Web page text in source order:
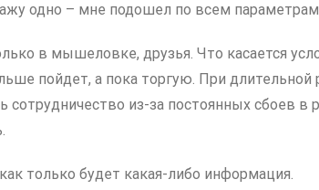
одно – мне подошел по всем
в мышеловке, друзья. Что касается
пойдет, а пока торгую. При
из-за постоянных сбоев
только будет какая-либо информация.